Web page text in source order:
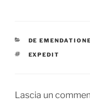
CATEGORIE
DE
TAG
EXPEDIT
Lascia un